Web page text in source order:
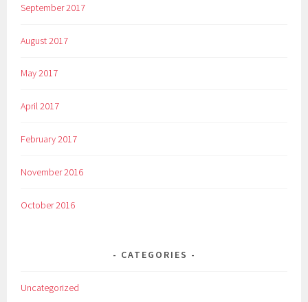
September 2017
August 2017
May 2017
April 2017
February 2017
November 2016
October 2016
CATEGORIES
Uncategorized